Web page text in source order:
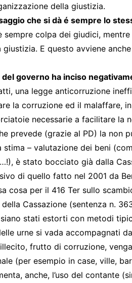
della giustizia.
che si dà é sempre lo
sempre colpa dei giudici,
E questo avviene
del governo ha inciso
una legge anticorruzione
la corruzione ed il malaffare,
necessarie a facilitare la
prevede (grazie al PD) la non
– valutazione dei beni
è stato bocciato già dalla
di quello fatto nel 2001 da
cosa per il 416 Ter sullo
Cassazione (sentenza n.
stati estorti con metodi
urne si vada accompagnati
frutto di corruzione,
(per esempio in case, ville,
anche, l’uso del contante